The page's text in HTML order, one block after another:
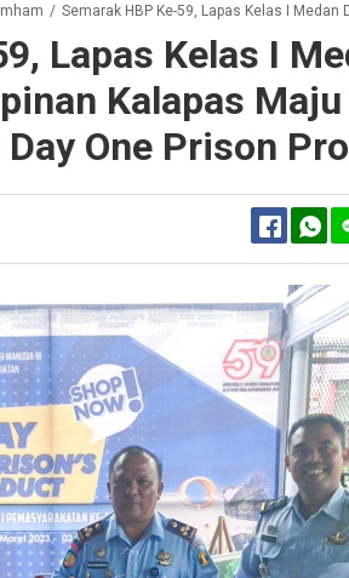
/ Semarak HBP Ke-59, Lapas Kelas I Medan Dibawah Kepemimpinan Kalapas Maju Siburian
Lapas Kelas I
Kalapas Maju
One Prison